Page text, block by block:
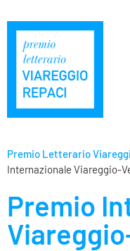
Premio Letterario
Internazionale Viareggio-
Premio